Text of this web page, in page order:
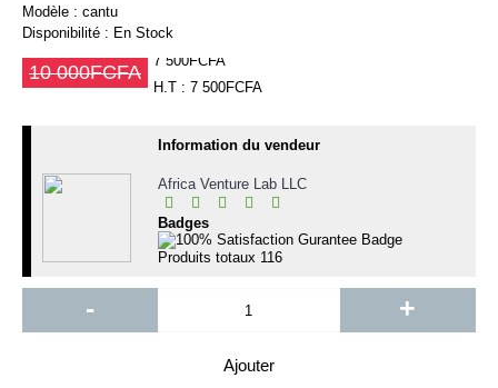
Modèle : cantu
Disponibilité : En Stock
10 000FCFA
7 500FCFA
H.T : 7 500FCFA
Information du vendeur
Africa Venture Lab LLC
Badges
Produits totaux 116
- +
Ajouter